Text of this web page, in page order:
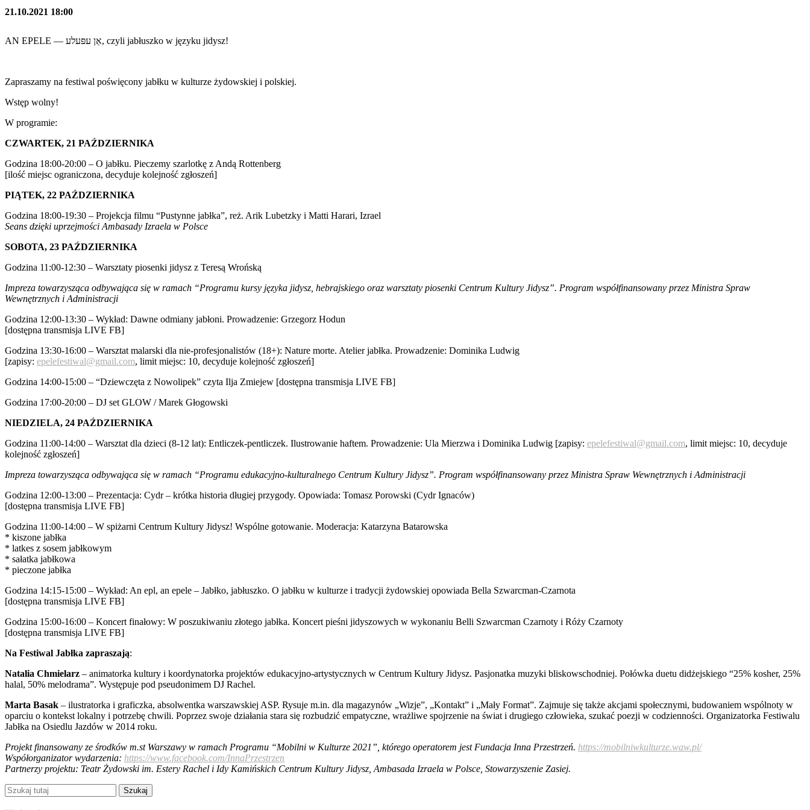
21.10.2021 18:00
AN EPELE — אַן עפּעלע, czyli jabłuszko w języku jidysz!
Zapraszamy na festiwal poświęcony jabłku w kulturze żydowskiej i polskiej.
Wstęp wolny!
W programie:
CZWARTEK, 21 PAŹDZIERNIKA
Godzina 18:00-20:00 – O jabłku. Pieczemy szarlotkę z Andą Rottenberg
[ilość miejsc ograniczona, decyduje kolejność zgłoszeń]
PIĄTEK, 22 PAŹDZIERNIKA
Godzina 18:00-19:30 – Projekcja filmu “Pustynne jabłka”, reż. Arik Lubetzky i Matti Harari, Izrael
Seans dzięki uprzejmości Ambasady Izraela w Polsce
SOBOTA, 23 PAŹDZIERNIKA
Godzina 11:00-12:30 – Warsztaty piosenki jidysz z Teresą Wrońską
Impreza towarzysząca odbywająca się w ramach “Programu kursy języka jidysz, hebrajskiego oraz warsztaty piosenki Centrum Kultury Jidysz”. Program współfinansowany przez Ministra Spraw
Wewnętrznych i Administracji
Godzina 12:00-13:30 – Wykład: Dawne odmiany jabłoni. Prowadzenie: Grzegorz Hodun
[dostępna transmisja LIVE FB]
Godzina 13:30-16:00 – Warsztat malarski dla nie-profesjonalistów (18+): Nature morte. Atelier jabłka. Prowadzenie: Dominika Ludwig
[zapisy: epelefestiwal@gmail.com, limit miejsc: 10, decyduje kolejność zgłoszeń]
Godzina 14:00-15:00 – “Dziewczęta z Nowolipek” czyta Ilja Zmiejew [dostępna transmisja LIVE FB]
Godzina 17:00-20:00 – DJ set GLOW / Marek Głogowski
NIEDZIELA, 24 PAŹDZIERNIKA
Godzina 11:00-14:00 – Warsztat dla dzieci (8-12 lat): Entliczek-pentliczek. Ilustrowanie haftem. Prowadzenie: Ula Mierzwa i Dominika Ludwig [zapisy: epelefestiwal@gmail.com, limit miejsc: 10, decyduje
kolejność zgłoszeń]
Impreza towarzysząca odbywająca się w ramach “Programu edukacyjno-kulturalnego Centrum Kultury Jidysz”. Program współfinansowany przez Ministra Spraw Wewnętrznych i Administracji
Godzina 12:00-13:00 – Prezentacja: Cydr – krótka historia długiej przygody. Opowiada: Tomasz Porowski (Cydr Ignaców)
[dostępna transmisja LIVE FB]
Godzina 11:00-14:00 – W spiżarni Centrum Kultury Jidysz! Wspólne gotowanie. Moderacja: Katarzyna Batarowska
* kiszone jabłka
* latkes z sosem jabłkowym
* sałatka jabłkowa
* pieczone jabłka
Godzina 14:15-15:00 – Wykład: An epl, an epele – Jabłko, jabłuszko. O jabłku w kulturze i tradycji żydowskiej opowiada Bella Szwarcman-Czarnota
[dostępna transmisja LIVE FB]
Godzina 15:00-16:00 – Koncert finałowy: W poszukiwaniu złotego jabłka. Koncert pieśni jidyszowych w wykonaniu Belli Szwarcman Czarnoty i Róży Czarnoty
[dostępna transmisja LIVE FB]
Na Festiwal Jabłka zapraszają:
Natalia Chmielarz – animatorka kultury i koordynatorka projektów edukacyjno-artystycznych w Centrum Kultury Jidysz. Pasjonatka muzyki bliskowschodniej. Połówka duetu didżejskiego “25% kosher, 25%
halal, 50% melodrama”. Występuje pod pseudonimem DJ Rachel.
Marta Basak – ilustratorka i graficzka, absolwentka warszawskiej ASP. Rysuje m.in. dla magazynów „Wizje”, „Kontakt” i „Mały Format”. Zajmuje się także akcjami społecznymi, budowaniem wspólnoty w
oparciu o kontekst lokalny i potrzebę chwili. Poprzez swoje działania stara się rozbudzić empatyczne, wrażliwe spojrzenie na świat i drugiego człowieka, szukać poezji w codzienności. Organizatorka Festiwalu
Jabłka na Osiedlu Jazdów w 2014 roku.
Projekt finansowany ze środków m.st Warszawy w ramach Programu “Mobilni w Kulturze 2021”, którego operatorem jest Fundacja Inna Przestrzeń. https://mobilniwkulturze.waw.pl/
Współorganizator wydarzenia: https://www.facebook.com/InnaPrzestrzen
Partnerzy projektu: Teatr Żydowski im. Estery Rachel i Idy Kamińskich Centrum Kultury Jidysz, Ambasada Izraela w Polsce, Stowarzyszenie Zasiej.